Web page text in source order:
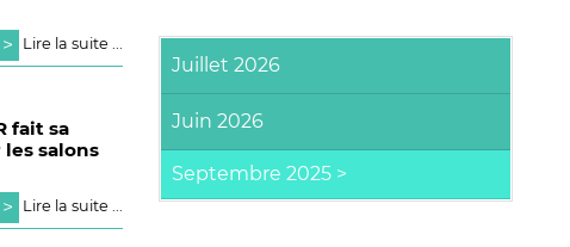
>
Lire la suite ...
fait sa
salons
>
Lire la suite ...
Juillet 2026
Juin 2026